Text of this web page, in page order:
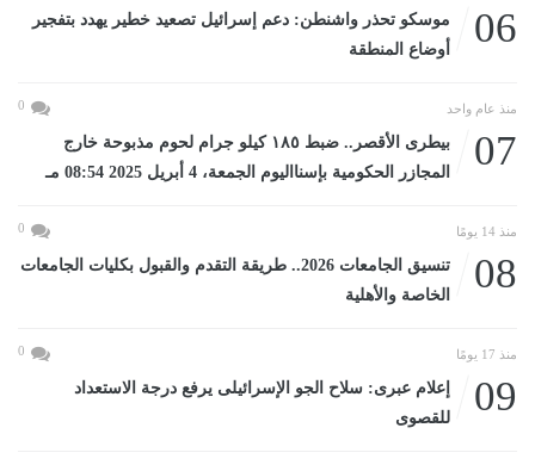
06
موسكو تحذر واشنطن: دعم إسرائيل تصعيد خطير يهدد بتفجير
أوضاع المنطقة
منذ عام واحد 0
07
بيطرى الأقصر.. ضبط ١٨٥ كيلو جرام لحوم مذبوحة خارج
المجازر الحكومية بإسنااليوم الجمعة، 4 أبريل 2025 08:54 مـ
منذ 14 يومًا 0
08
تنسيق الجامعات 2026.. طريقة التقدم والقبول بكليات الجامعات
الخاصة والأهلية
منذ 17 يومًا 0
09
إعلام عبرى: سلاح الجو الإسرائيلى يرفع درجة الاستعداد
للقصوى